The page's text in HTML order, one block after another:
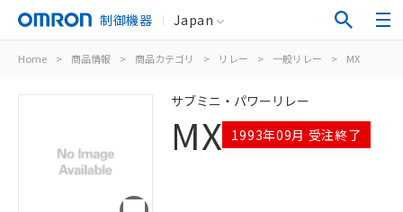
制御機器 Japan
Home > 商品情報 > 商品カテゴリ > リレー > 一般リレー > MX
サブミニ・パワーリレー
MX 1993年09月 受注終了